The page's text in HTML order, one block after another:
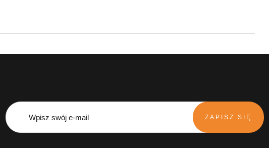
ZAPISZ SIĘ